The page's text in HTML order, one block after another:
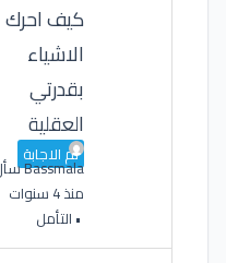
كيف احرك
الاشياء
بقدرتي
العقلية
تم الاجابة
Bassmala
منذ 4 سنوات
• التأمل